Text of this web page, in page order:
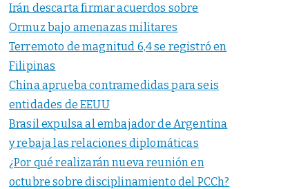
Irán descarta firmar acuerdos sobre
Ormuz bajo amenazas militares
Terremoto de magnitud 6,4 se registró en
Filipinas
China aprueba contramedidas para seis
entidades de EEUU
Brasil expulsa al embajador de Argentina
y rebaja las relaciones diplomáticas
¿Por qué realizarán nueva reunión en
octubre sobre disciplinamiento del PCCh?